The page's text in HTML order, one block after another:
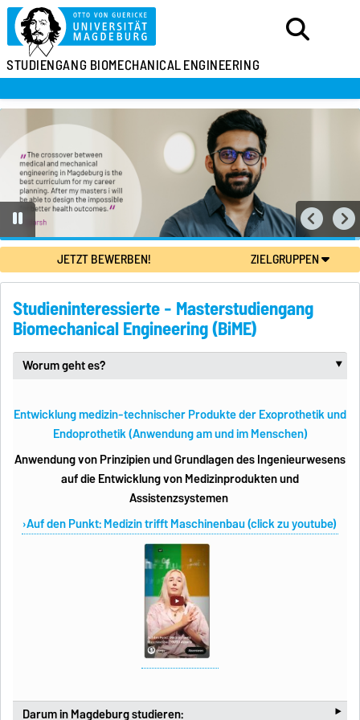
STUDIENGANGBIOMECHANICALENGINEERING
JETZT BEWERBEN! ZIELGRUPPEN
Studieninteressierte - Masterstudiengang
Biomechanical Engineering (BiME)
Worum geht es? ‣
Entwicklung medizin-technischer Produkte der Exoprothetik und
Endoprothetik (Anwendung am und im Menschen)
Anwendung von Prinzipien und Grundlagen des Ingenieurwesens
auf die Entwicklung von Medizinprodukten und
Assistenzsystemen
Auf den Punkt: Medizin trifft Maschinenbau (click zu youtube)
Darum in Magdeburg studieren: ‣